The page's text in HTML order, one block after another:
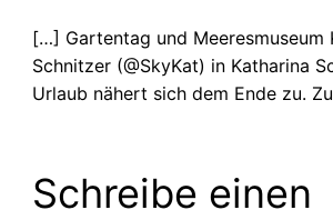
[…] Gartentag und Meeresmuseum
Schnitzer (@SkyKat) in Katharina
Urlaub nähert sich dem Ende zu.
Schreibe einen